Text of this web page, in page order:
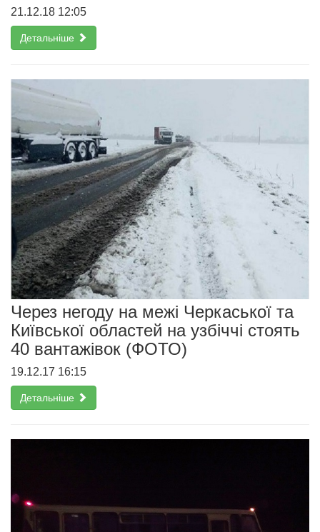
21.12.18 12:05
Детальніше
Через негоду на межі Черкаської та
Київської областей на узбіччі стоять
40 вантажівок (ФОТО)
19.12.17 16:15
Детальніше